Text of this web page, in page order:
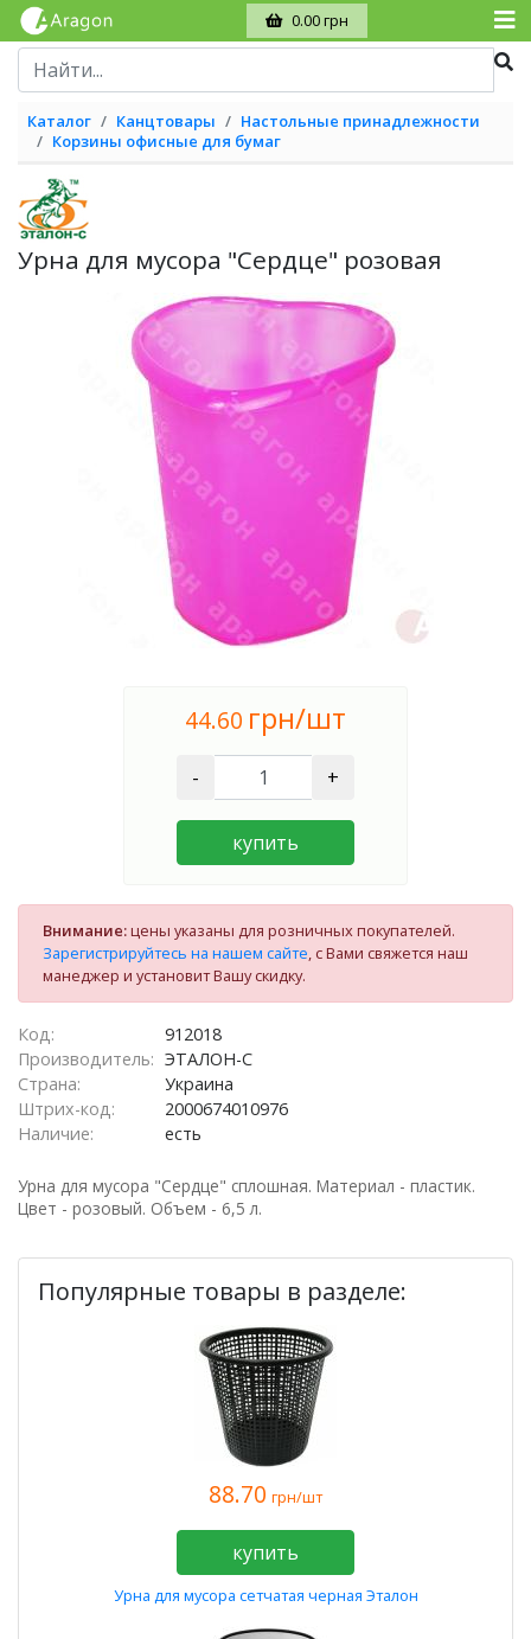
0.00 грн
Каталог Канцтовары
Настольные принадлежности
Корзины офисные для бумаг
Урна для мусора "Сердце" розовая
44.60 грн/шт
- +
купить
Внимание:цены указаны для розничных покупателей.
Зарегистрируйтесь на нашем сайте, с Вами свяжется наш
манеджер и установит Вашу скидку.
Код:
912018
Производитель: ЭТАЛОН-С
Страна:
Украина
Штрих-код:
2000674010976
Наличие:
есть
Урна для мусора "Сердце" сплошная. Материал - пластик.
Цвет - розовый. Объем - 6,5 л.
Популярные товары в разделе:
88.70 грн/шт
купить
Урна для мусора сетчатая черная Эталон